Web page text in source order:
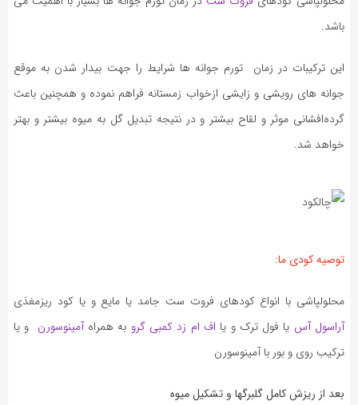
باشد.
این ترکیبات در زمان تورم جوانه ها شرايط را جهت بيدار شدن به موقع
جوانه های رويشی و زايشی ازخواب زمستانه فراهم نموده و همچنين باعث
گرده‌افشانی موثر و لقاح بیشتر و در نتیجه تبدیل گل به میوه بیشتر و بهتر
خواهد شد.
توصیه کودی ما:
محلولپاشی با انواع کودهای فروت ست جامد یا مایع و یا کود ریزمغذی
آراسول آس یا فول ترک و یا اف ام زد کمبی گرو به همراهآمینوسورن و یا
ترکیب روی و بور با آمینوسورن
بعد از ریزش کامل گلبرگها و تشکیل میوه